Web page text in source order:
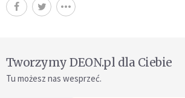
Tworzymy DEON.pl dla Ciebie
Tu możesz nas wesprzeć.